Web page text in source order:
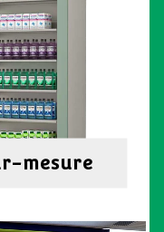
mesure